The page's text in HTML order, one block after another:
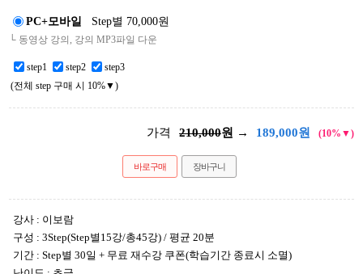
PC+모바일 Step별 70,000원
└ 동영상 강의, 강의 MP3파일 다운
step1 step2
step3
(전체 step 구매 시 10%▼)
가격 210,000원 → 189,000원 (10%▼)
바로구매 장바구니
강사 : 이보람
구성 : 3Step(Step별15강/총45강) / 평균 20분
기간 : Step별 30일 + 무료 재수강 쿠폰(학습기간 종료시 소멸)